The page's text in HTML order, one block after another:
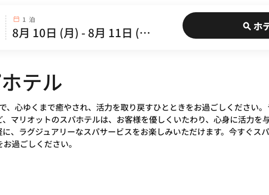
1 泊 ホ
テル
心ゆくまで癒やされ、活力を取り戻すひとときをお過ごしください
マリオットのスパホテルは、お客様を優しくいたわり、心身に活力を
、ラグジュアリーなスパサービスをお楽しみいただけます。今すぐス
過ごしください。